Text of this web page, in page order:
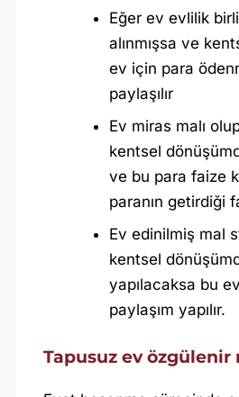
Eğer ev evlilik
alınmışsa ve
ev için para
paylaşılır
Ev miras malı
kentsel
ve bu para faize
paranın getirdiği
Ev edinilmiş mal
kentsel
yapılacaksa bu
paylaşım yapılır.
Tapusuz ev özgülenir